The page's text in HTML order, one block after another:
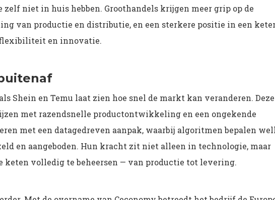
zelf niet in huis hebben. Groothandels krijgen meer grip op de
van productie en distributie, en een sterkere positie in een
flexibiliteit en innovatie.
Shein en Temu laat zien hoe snel de markt kan veranderen. Deze
met razendsnelle productontwikkeling en een ongekende
met een datagedreven aanpak, waarbij algoritmen bepalen
en aangeboden. Hun kracht zit niet alleen in technologie, maar
keten volledig te beheersen — van productie tot levering.